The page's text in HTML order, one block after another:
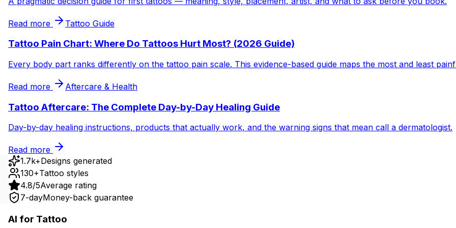
Read more Tattoo Guide
Tattoo Pain Chart: Where Do Tattoos Hurt Most? (2026 Guide)
Every body part ranks differently on the tattoo pain scale. This evidence-based guide maps the most and least
Read more Aftercare & Health
Tattoo Aftercare: The Complete Day-by-Day Healing Guide
Day-by-day healing instructions, products that actually work, and the warning signs that mean call a dermatologist.
Read more
1.7k+Designs generated
130+Tattoo styles
4.8/5Average rating
7-dayMoney-back guarantee
AI for Tattoo